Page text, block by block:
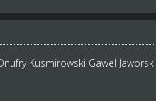
Kusmirowski Gawel Jaworski